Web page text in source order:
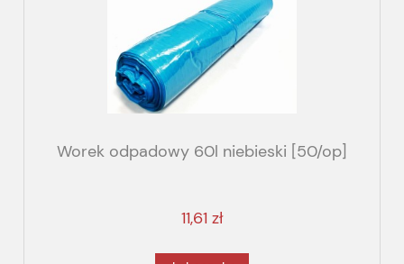
Worek odpadowy 60l niebieski [50/op]
11,61 zł